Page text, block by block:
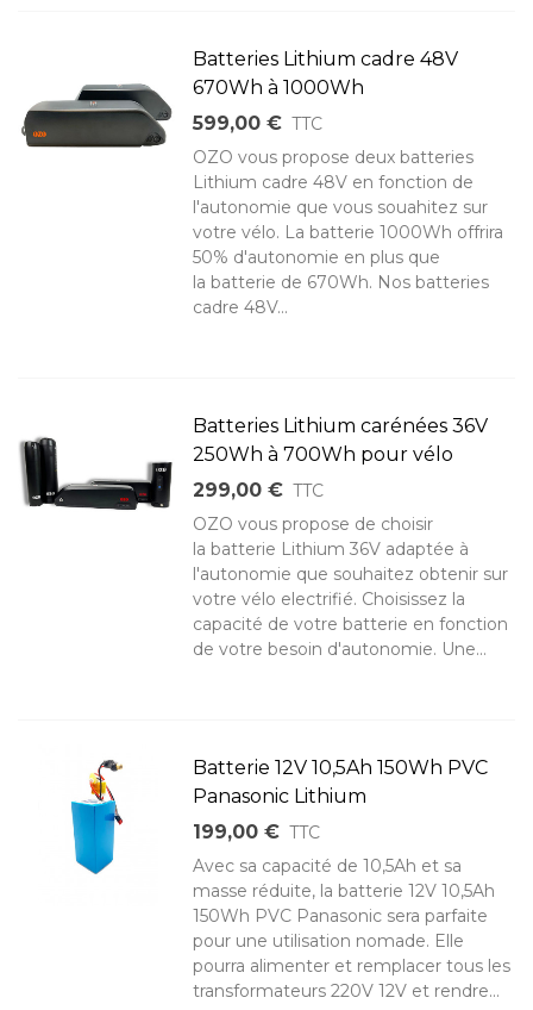
Batteries Lithium cadre 48V
670Wh à 1000Wh
599,00 € TTC
OZO vous propose deux batteries
Lithium cadre 48V en fonction de
l'autonomie que vous souahitez sur
votre vélo. La batterie 1000Wh offrira
50% d'autonomie en plus que
la batterie de 670Wh. Nos batteries
cadre 48V...
Batteries Lithium carénées 36V
250Wh à 700Wh pour vélo
299,00 € TTC
OZO vous propose de choisir
la batterie Lithium 36V adaptée à
l'autonomie que souhaitez obtenir sur
votre vélo electrifié. Choisissez la
capacité de votre batterie en fonction
de votre besoin d'autonomie. Une...
Batterie 12V 10,5Ah 150Wh PVC
Panasonic Lithium
199,00 € TTC
Avec sa capacité de 10,5Ah et sa
masse réduite, la batterie 12V 10,5Ah
150Wh PVC Panasonic sera parfaite
pour une utilisation nomade. Elle
pourra alimenter et remplacer tous les
transformateurs 220V 12V et rendre...